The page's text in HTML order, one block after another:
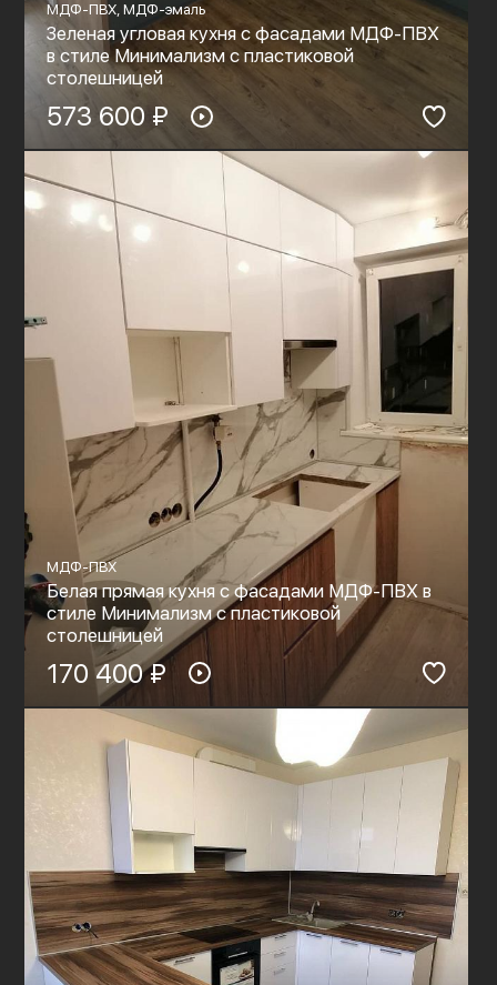
МДФ-ПВХ, МДФ-эмаль
Зеленая угловая кухня с фасадами МДФ-ПВХ
в стиле Минимализм с пластиковой
столешницей
573 600 ₽
МДФ-ПВХ
Белая прямая кухня с фасадами МДФ-ПВХ в
стиле Минимализм с пластиковой
столешницей
170 400 ₽